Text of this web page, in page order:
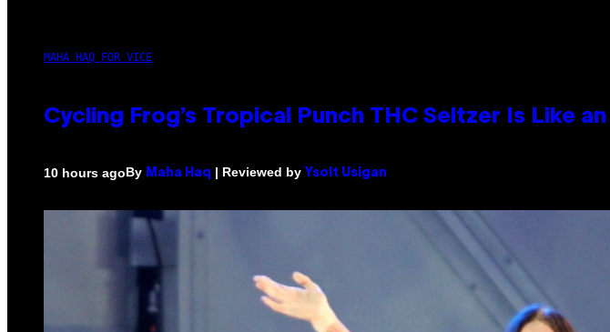
MAHA HAQ FOR VICE
Cycling Frog’s Tropical Punch THC Seltzer Is Like
10 hours agoBy Maha Haq | Reviewed by Ysolt Usigan